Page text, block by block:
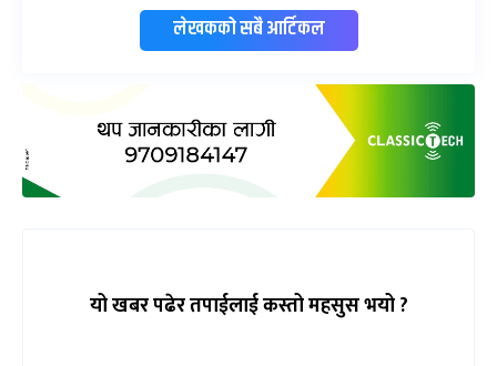
लेखकको सबै आर्टिकल
यो खबर पढेर तपाईलाई कस्तो महसुस भयो ?